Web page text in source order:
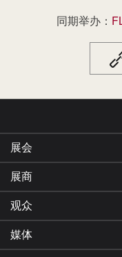
同期举办：
展会
展商
观众
媒体